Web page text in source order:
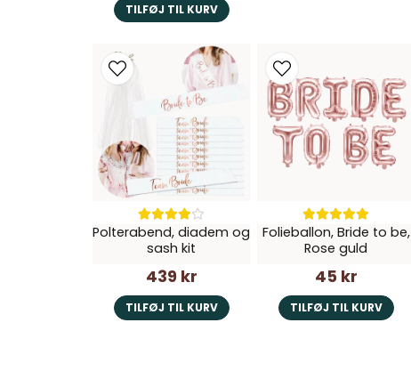
TILFØJ TIL KURV
Polterabend, diadem og
sash kit
439 kr
TILFØJ TIL KURV
Folieballon, Bride to be,
Rose guld
45 kr
TILFØJ TIL KURV